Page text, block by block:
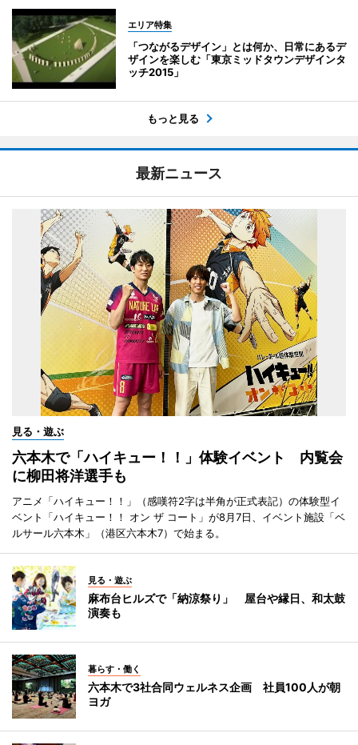
エリア特集
「つながるデザイン」とは何か、日常にあるデ
ザインを楽しむ「東京ミッドタウンデザインタ
ッチ2015」
もっと見る
最新ニュース
見る・遊ぶ
六本木で「ハイキュー！！」体験イベント 内覧会
に柳田将洋選手も
アニメ「ハイキュー！！」（感嘆符2字は半角が正式表記）の体験型イ
ベント「ハイキュー！！ オン ザ コート」が8月7日、イベント施設「ベ
ルサール六本木」（港区六本木7）で始まる。
見る・遊ぶ
麻布台ヒルズで「納涼祭り」 屋台や縁日、和太鼓
演奏も
暮らす・働く
六本木で3社合同ウェルネス企画 社員100人が朝
ヨガ